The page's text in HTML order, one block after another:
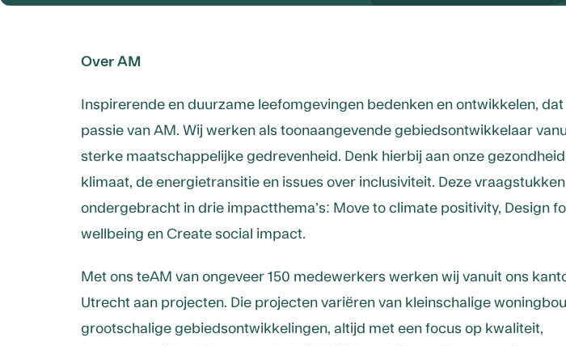
Over AM
Inspirerende en duurzame leefomgevingen bedenken en ontwikkelen, dat
passie van AM. Wij werken als toonaangevende gebiedsontwikkelaar
sterke maatschappelijke gedrevenheid. Denk hierbij aan onze
klimaat, de energietransitie en issues over inclusiviteit. Deze
ondergebracht in drie impactthema’s: Move to climate positivity, Design
wellbeing en Create social impact.
Met ons teAM van ongeveer 150 medewerkers werken wij vanuit ons
Utrecht aan projecten. Die projecten variëren van kleinschalige
grootschalige gebiedsontwikkelingen, altijd met een focus op kwaliteit,